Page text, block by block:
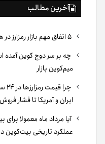
آخرین مطالب
چه بر سر دوج کوین آمده
میم‌کوین بازار
ایران و آمریکا تا فشار فروش
آیا مرداد ماه معمولا
عملکرد تاریخی بیت‌کوین